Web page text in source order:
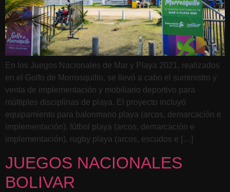
En los Juegos Nacionales de Mar y Playa 2021, realizados
en el Golfo de Morrosquillo, se llevó a cabo el suministro y
venta de implementación y mobiliario deportivo para
múltiples disciplinas de playa. El proyecto incluyó
equipamiento para balonmano playa (arcos, demarcación e
implementación), fútbol playa (arcos, demarcación e
implementación), rugby playa (arcos, escudos e […]
JUEGOS NACIONALES
BOLIVAR